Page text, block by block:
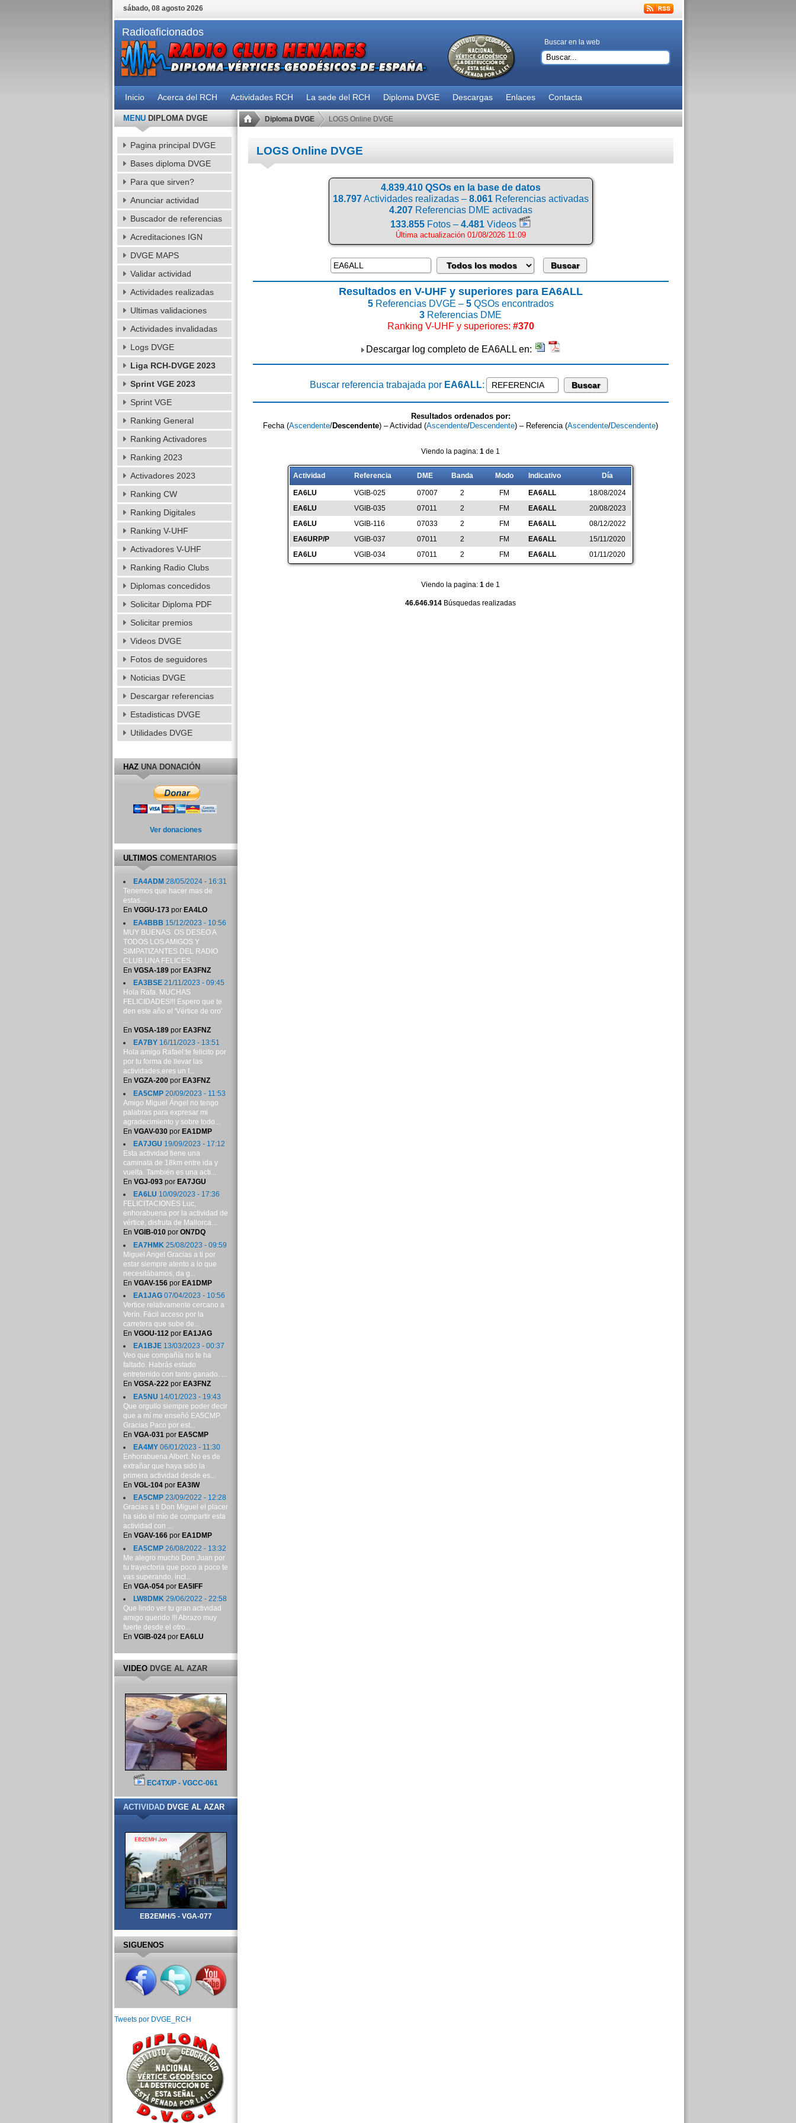
sábado, 08 agosto 2026
Radioaficionados
Buscar en la web
Inicio Acerca del RCH Actividades RCH La sede del RCH Diploma DVGE Descargas Enlaces Contacta
Diploma DVGE LOGS Online DVGE
LOGS Online DVGE
4.839.410 QSOs en la base de datos
18.797Actividades realizadas – 8.061Referencias activadas
4.207Referencias DME activadas
133.855 Fotos – 4.481 Videos
Última actualización 01/08/2026 11:09
Resultados en V-UHF y superiores para EA6ALL
5Referencias DVGE – 5QSOs encontrados
3 Referencias DME
Ranking V-UHF y superiores: #370
Descargar log completo de EA6ALL en:
Buscar referencia trabajada por EA6ALL:
Resultados ordenados por:
Fecha (Ascendente/Descendente) – Actividad (Ascendente/Descendente) – Referencia (Ascendente/Descendente)
Viendo la pagina: 1 de 1
Actividad Referencia DME Banda Modo Indicativo Día
EA6LU VGIB-025 07007 2 FM EA6ALL
18/08/2024
EA6LU
VGIB-035 07011 2 FM EA6ALL
20/08/2023
EA6LU
VGIB-116 07033 2 FM EA6ALL
08/12/2022
EA6URP/P
VGIB-037 07011 2 FM EA6ALL
15/11/2020
EA6LU
VGIB-034 07011 2 FM EA6ALL 01/11/2020
Viendo la pagina: 1 de 1
46.646.914 Búsquedas realizadas
MENUDIPLOMA DVGE
Pagina principal DVGE
Bases diploma DVGE
Para que sirven?
Anunciar actividad
Buscador de referencias
Acreditaciones IGN
DVGE MAPS
Validar actividad
Actividades realizadas
Ultimas validaciones
Actividades invalidadas
Logs DVGE
Liga RCH-DVGE 2023
Sprint VGE 2023
Sprint VGE
Ranking General
Ranking Activadores
Ranking 2023
Activadores 2023
Ranking CW
Ranking Digitales
Ranking V-UHF
Activadores V-UHF
Ranking Radio Clubs
Diplomas concedidos
Solicitar Diploma PDF
Solicitar premios
Videos DVGE
Fotos de seguidores
Noticias DVGE
Descargar referencias
Estadisticas DVGE
Utilidades DVGE
HAZUNA DONACIÓN
Ver donaciones
ULTIMOSCOMENTARIOS
EA4ADM 28/05/2024 - 16:31
Tenemos que hacer mas de
estas....
En VGGU-173por EA4LO
EA4BBB 15/12/2023 - 10:56
MUY BUENAS. OS DESEO A
TODOS LOS AMIGOS Y
SIMPATIZANTES DEL RADIO
CLUB UNA FELICES...
En VGSA-189por EA3FNZ
EA3BSE21/11/2023 - 09:45
Hola Rafa. MUCHAS
FELICIDADES!!! Espero que te
den este año el 'Vértice de oro'
...
En VGSA-189por EA3FNZ
EA7BY16/11/2023 - 13:51
Hola amigo Rafael:te felicito por
por tu forma de llevar las
actividades,eres un f...
En VGZA-200por EA3FNZ
EA5CMP20/09/2023 - 11:53
Amigo Miguel Ángel no tengo
palabras para expresar mi
agradecimiento y sobre todo...
En VGAV-030por EA1DMP
EA7JGU 19/09/2023 - 17:12
Esta actividad tiene una
caminata de 18km entre ida y
vuelta. También es una acti...
En VGJ-093por EA7JGU
EA6LU 10/09/2023 - 17:36
FELICITACIONES Luc,
enhorabuena por la actividad de
vértice, disfruta de Mallorca...
En VGIB-010por ON7DQ
EA7HMK 25/08/2023 - 09:59
Miguel Angel Gracias a ti por
estar siempre atento a lo que
necesitábamos, da g...
En VGAV-156por EA1DMP
EA1JAG07/04/2023 - 10:56
Vertice relativamente cercano a
Verín. Fácil acceso por la
carretera que sube de...
En VGOU-112por EA1JAG
EA1BJE13/03/2023 - 00:37
Veo que compañía no te ha
faltado. Habrás estado
entretenido con tanto ganado. ...
En VGSA-222por EA3FNZ
EA5NU 14/01/2023 - 19:43
Que orgullo siempre poder decir
que a mí me enseñó EA5CMP.
Gracias Paco por est...
En VGA-031 por EA5CMP
EA4MY06/01/2023 - 11:30
Enhorabuena Albert. No es de
extrañar que haya sido la
primera actividad desde es...
En VGL-104por EA3IW
EA5CMP23/09/2022 - 12:28
Gracias a ti Don Miguel el placer
ha sido el mío de compartir esta
actividad con ...
En VGAV-166por EA1DMP
EA5CMP26/08/2022 - 13:32
Me alegro mucho Don Juan por
tu trayectoria que poco a poco te
vas superando, incl...
En VGA-054por EA5IFF
LW8DMK29/06/2022 - 22:58
Que lindo ver tu gran actividad
amigo querido !!! Abrazo muy
fuerte desde el otro...
En VGIB-024por EA6LU
VIDEODVGE AL AZAR
EC4TX/P - VGCC-061
ACTIVIDADDVGE AL AZAR
EB2EMH/5 - VGA-077
SIGUENOS
Tweets por DVGE_RCH